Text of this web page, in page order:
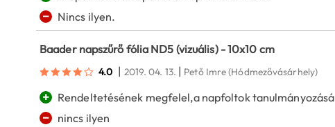
− Nincs ilyen.
Baader napszűrő fólia ND5 (vizuális) - 10x10 cm
4.0 | 2019. 04. 13. | Pető Imre(Hódmezővásárhely)
+ Rendeltetésének megfelel,a napfoltok
− nincs ilyen